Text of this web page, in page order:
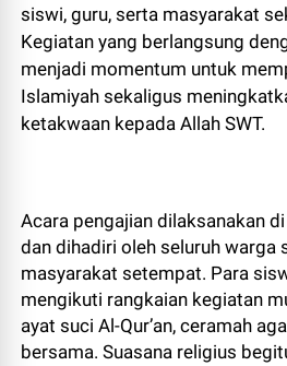
siswi, guru, serta masyarakat
Kegiatan yang berlangsung
menjadi momentum untuk
Islamiyah sekaligus
ketakwaan kepada Allah SWT.
Acara pengajian dilaksanakan
dan dihadiri oleh seluruh warga
masyarakat setempat. Para
mengikuti rangkaian kegiatan
ayat suci Al-Qur’an, ceramah
bersama. Suasana religius